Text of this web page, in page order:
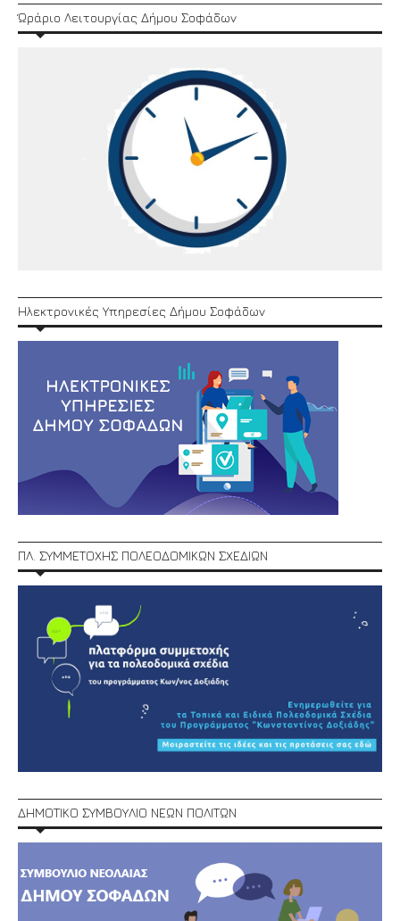
Ώράριο Λειτουργίας Δήμου Σοφάδων
Ηλεκτρονικές Υπηρεσίες Δήμου Σοφάδων
ΠΛ. ΣΥΜΜΕΤΟΧΗΣ ΠΟΛΕΟΔΟΜΙΚΩΝ ΣΧΕΔΙΩΝ
ΔΗΜΟΤΙΚΟ ΣΥΜΒΟΥΛΙΟ ΝΕΩΝ ΠΟΛΙΤΩΝ